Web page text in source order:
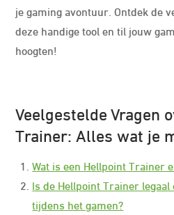
je gaming avontuur. Ontdek de
deze handige tool en til jouw
hoogten!
Veelgestelde Vragen
Trainer: Alles wat je
Wat is een Hellpoint Trainer
Is de Hellpoint Trainer
tijdens het gamen?